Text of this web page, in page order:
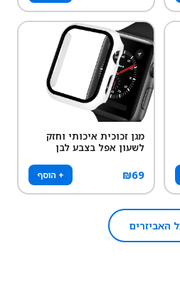
מגן זכוכית איכותי וחזק
לשעון אפל בצבע לבן
₪69 + הוסף
האביזרים